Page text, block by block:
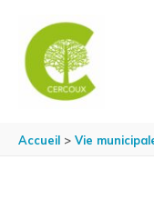
Accueil Vie